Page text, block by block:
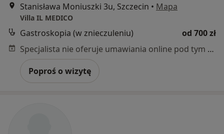
Stanisława Moniuszki 3u, Szczecin • Mapa
Villa IL MEDICO
Gastroskopia (w znieczuleniu)
od 700 zł
Specjalista nie oferuje umawiania online pod tym adresem.
Poproś o wizytę